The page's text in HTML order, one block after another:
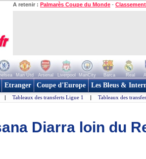
A retenir : Palmarès Coupe du Monde -
Man Utd Arsenal Liverpool ManCity Barca Real
Etranger Coupe d'Europe Les Bleus &
| Tableaux des transferts Ligue 1 | Tableaux des
Diarra loin du